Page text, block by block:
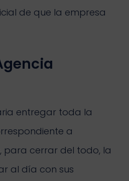
de que la empresa
entregar toda la
a
para cerrar del todo, la
al día con sus